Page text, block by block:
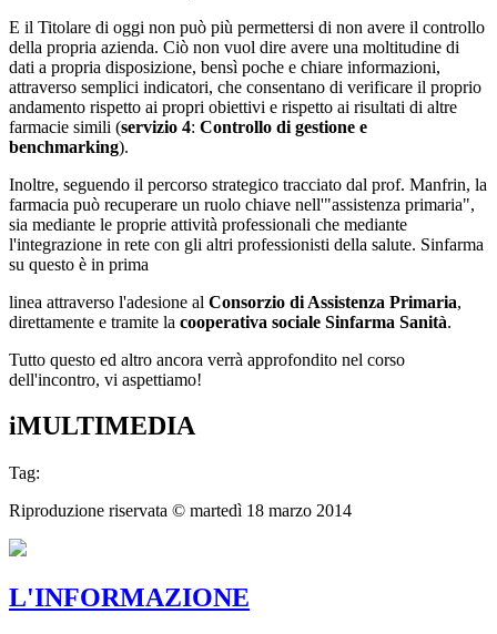
E il Titolare di oggi non può più permettersi di non avere il controllo
della propria azienda. Ciò non vuol dire avere una moltitudine di
dati a propria disposizione, bensì poche e chiare informazioni,
attraverso semplici indicatori, che consentano di verificare il proprio
andamento rispetto ai propri obiettivi e rispetto ai risultati di altre
farmacie simili (servizio 4: Controllo di gestione e
benchmarking).
Inoltre, seguendo il percorso strategico tracciato dal prof. Manfrin, la
farmacia può recuperare un ruolo chiave nell'"assistenza primaria",
sia mediante le proprie attività professionali che mediante
l'integrazione in rete con gli altri professionisti della salute. Sinfarma
su questo è in prima
linea attraverso l'adesione al Consorzio di Assistenza Primaria,
direttamente e tramite la cooperativa sociale Sinfarma Sanità.
Tutto questo ed altro ancora verrà approfondito nel corso
dell'incontro, vi aspettiamo!
iMULTIMEDIA
Tag:
Riproduzione riservata © martedì 18 marzo 2014
L'INFORMAZIONE